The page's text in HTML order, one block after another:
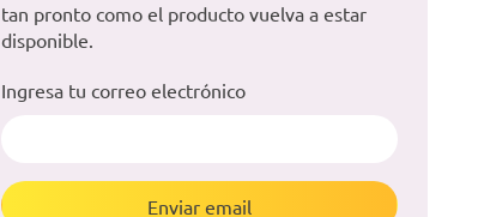
tan pronto como el producto vuelva a estar
disponible.
Ingresa tu correo electrónico
Enviar email